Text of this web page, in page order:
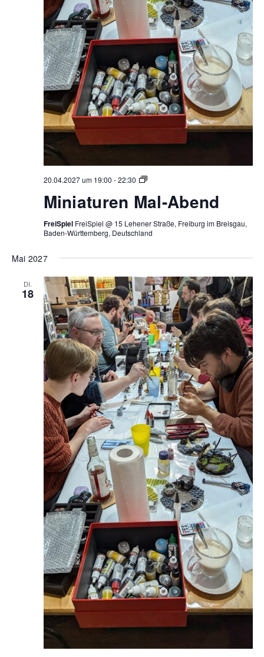
20.04.2027 um 19:00 -22:30
Miniaturen
Abend
Miniaturen Mal-Abend
FreiSpiel FreiSpiel @ 15 Lehener Straße, Freiburg im Breisgau,
Baden-Württemberg, Deutschland
Mai 2027
DI.
18